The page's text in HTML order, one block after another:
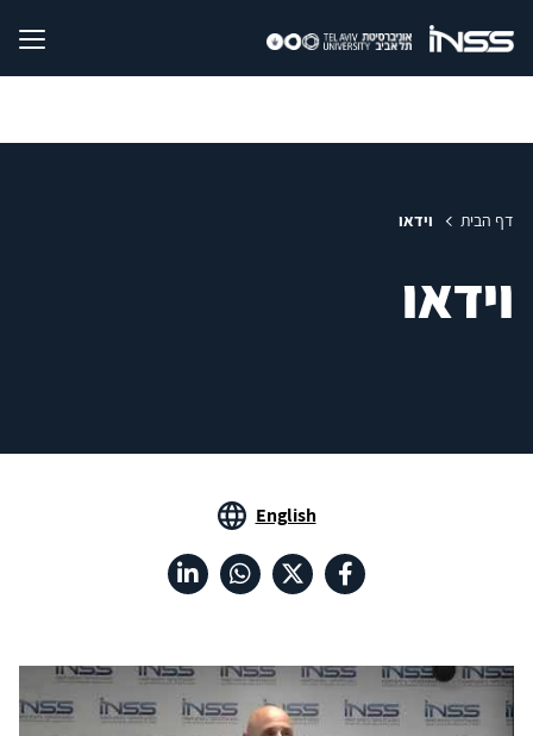
דף הבית וידאו
וידאו
English